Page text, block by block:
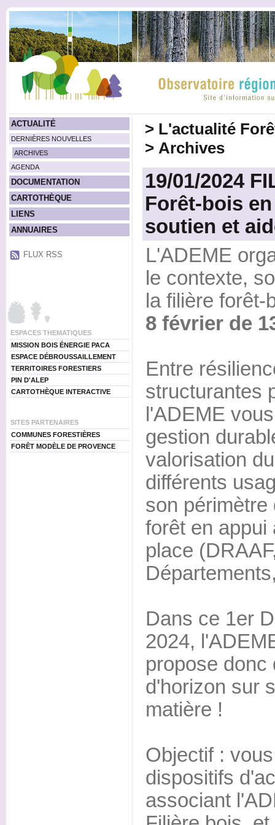
ACTUALITÉ
DERNIÈRES NOUVELLES
ARCHIVES
AGENDA
DOCUMENTATION
CARTOTHÈQUE
LIENS
ANNUAIRES
FLUX RSS
ESPACES THEMATIQUES
MISSION BOIS ÉNERGIE PACA
ESPACE DÉBROUSSAILLEMENT
TERRITOIRES FORESTIERS
PIN D'ALEP
CARTOTHÈQUE INTERACTIVE
SITES PARTENAIRES
COMMUNES FORESTIÈRES
FORÊT MODÈLE DE PROVENCE
> L'actualité
> Archives
19/01/2024
Forêt-bois
soutien et
L'ADEME
le contexte,
la filière
8 février de
Entre
structurantes
l'ADEME
gestion
valorisation
différents
son périmètre
forêt en appui
place
Dans ce 1er
2024,
propose donc
d'horizon sur
matière !
Objectif :
dispositifs
associant